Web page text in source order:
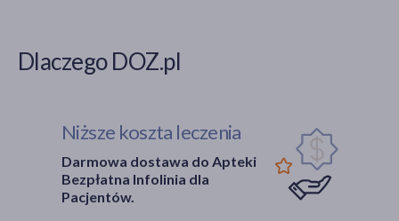
Dlaczego DOZ.pl
Niższe koszta leczenia
Darmowa dostawa do Apteki
Bezpłatna Infolinia dla
Pacjentów.